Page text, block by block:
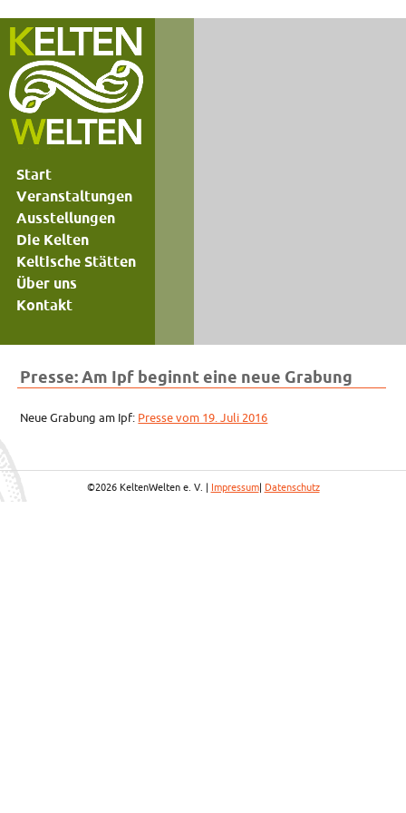
Start
Veranstaltungen
Ausstellungen
Die Kelten
Keltische Stätten
Über uns
Kontakt
Presse: Am Ipf beginnt eine neue Grabung
Neue Grabung am Ipf: Presse vom 19. Juli 2016
©2026 KeltenWelten e. V. | Impressum| Datenschutz